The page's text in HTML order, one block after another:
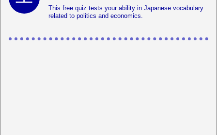
This free quiz tests your ability in Japanese vocabulary
related to politics and economics.